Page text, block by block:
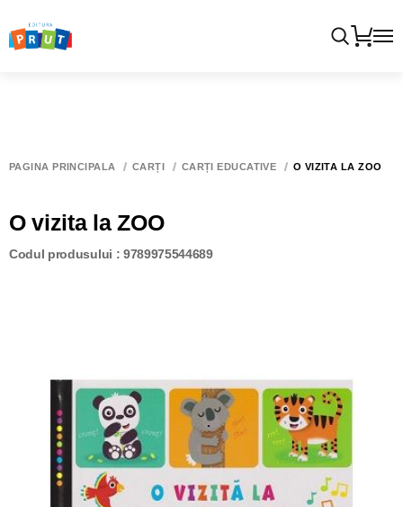
PAGINA PRINCIPALĂ CĂRȚI CĂRȚI EDUCATIVE O VIZITA LA ZOO
O vizita la ZOO
Codul produsului : 9789975544689